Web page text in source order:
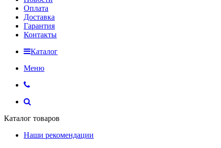
Оплата
Доставка
Гарантия
Контакты
Каталог
Меню
Каталог товаров
Наши рекомендации